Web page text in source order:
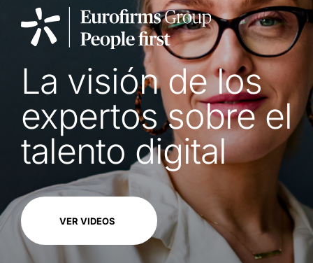
La visión de los
expertos sobre el
talento digital
VER VIDEOS